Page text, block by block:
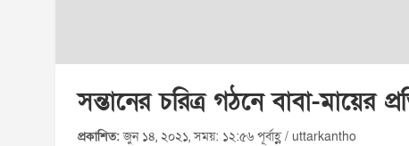
সন্তানের চরিত্র গঠনে বাবা-মায়ের
প্রকাশিত:জুন ১৪, ২০২১, সময়: ১২:৫৬ পূর্বাহ্ণ / uttarkantho